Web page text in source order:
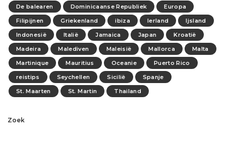
De balearen
Dominicaanse Republiek
Europa
Filipijnen
Griekenland ibiza Ierland
Ijsland
Indonesië
Italië Jamaica Japan
Kroatië
Madeira
Malediven Maleisië Mallorca
Malta
Martinique
Mauritius Oceanie
Puerto Rico
reistips
Seychellen Sicilië
Spanje
St. Maarten
St. Martin Thailand
Zoek